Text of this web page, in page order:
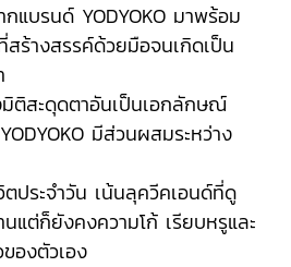
แบรนด์ YODYOKO มาพร้อม
ร้างสรรค์ด้วยมือจนเกิดเป็น
ติสะดุดตาอันเป็นเอกลักษณ์
มีส่วนผสมระหว่าง
ตประจำวัน เน้นลุควีคเอนด์ที่ดู
แต่ก็ยังคงความโก้ เรียบหรูและ
องตัวเอง